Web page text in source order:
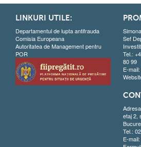
LINKURI UTILE:
Departamentul de lupta antifrauda
Comisia Europeana
Autoritatea de Management pentru
POR
Sef
Tel.:
80 99
E-mail:
etaj 2,
Tel.:
E-mail: